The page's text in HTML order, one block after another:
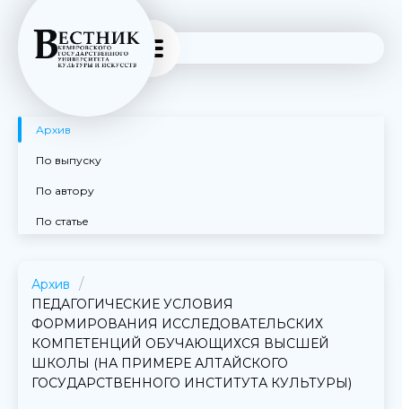
Архив
По выпуску
По автору
По статье
Архив
ПЕДАГОГИЧЕСКИЕ УСЛОВИЯ
ФОРМИРОВАНИЯ ИССЛЕДОВАТЕЛЬСКИХ
КОМПЕТЕНЦИЙ ОБУЧАЮЩИХСЯ ВЫСШЕЙ
ШКОЛЫ (НА ПРИМЕРЕ АЛТАЙСКОГО
ГОСУДАРСТВЕННОГО ИНСТИТУТА КУЛЬТУРЫ)